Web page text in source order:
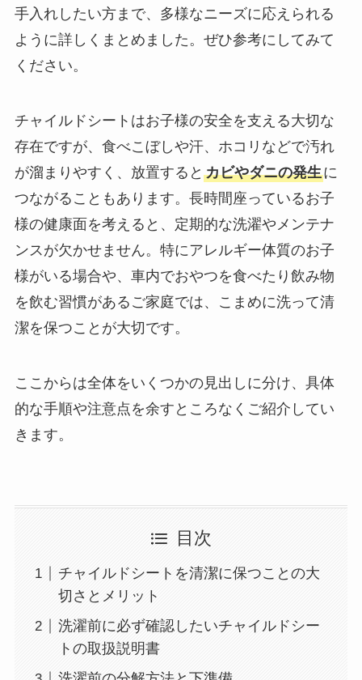
手入れしたい方まで、多様なニーズに応えられる
ように詳しくまとめました。ぜひ参考にしてみて
ください。
チャイルドシートはお子様の安全を支える大切な
存在ですが、食べこぼしや汗、ホコリなどで汚れ
が溜まりやすく、放置すると カビやダニの発生に
つながることもあります。長時間座っているお子
様の健康面を考えると、定期的な洗濯やメンテナ
ンスが欠かせません。特にアレルギー体質のお子
様がいる場合や、車内でおやつを食べたり飲み物
を飲む習慣があるご家庭では、こまめに洗って清
潔を保つことが大切です。
ここからは全体をいくつかの見出しに分け、具体
的な手順や注意点を余すところなくご紹介してい
きます。
目次
チャイルドシートを清潔に保つことの大
切さとメリット
洗濯前に必ず確認したいチャイルドシー
トの取扱説明書